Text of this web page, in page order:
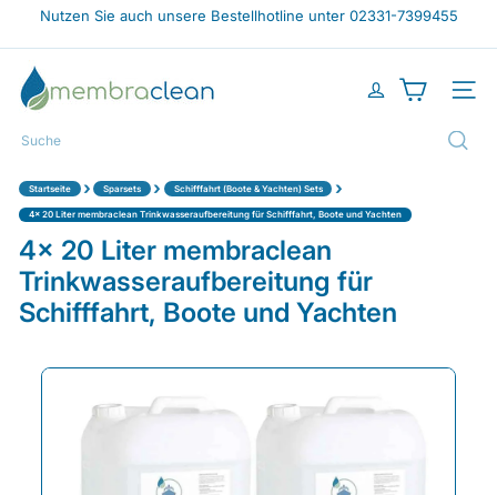
Direkt
Inhalt
Diashow
Nutzen Sie auch unsere Bestellhotline unter 02331-7399455
m
e
m
b
c
l
e
a
n
-
s
Suche
Startseite › Sparsets › Schifffahrt (Boote & Yachten) Sets ›
4x 20 Liter membraclean Trinkwasseraufbereitung für Schifffahrt, Boote und Yachten
4x 20 Liter membraclean
Trinkwasseraufbereitung für
Schifffahrt, Boote und Yachten